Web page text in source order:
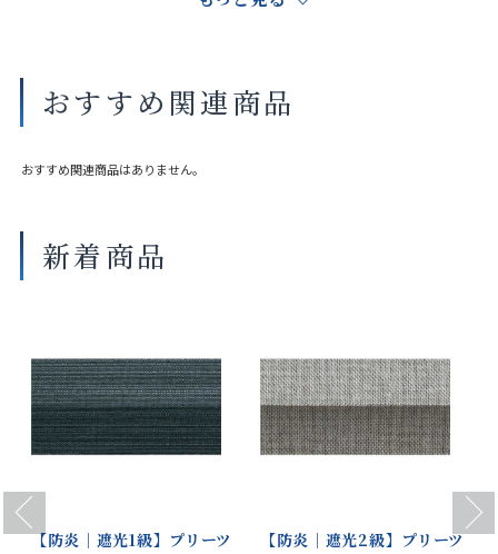
ルブラウン（木調） セピア（木
商品の詳細に関しましては、上部のデジタルカタログをご確認くださ
い。
サイズや仕様によって価格が異なります。
がございます。
おすすめ関連商品
おすすめ関連商品はありません。
新着商品
Previous
【防炎｜遮光1級】プリーツ
【防炎｜遮光2級】プリーツ
Next